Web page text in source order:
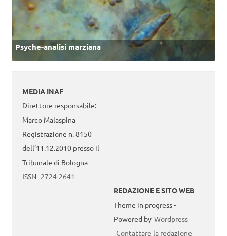
Psyche-analisi marziana
MEDIA INAF
Direttore responsabile:
Marco Malaspina
Registrazione n. 8150
dell’11.12.2010 presso il
Tribunale di Bologna
ISSN 2724-2641
REDAZIONE E SITO WEB
Theme in progress -
Powered by Wordpress
Contattare la redazione